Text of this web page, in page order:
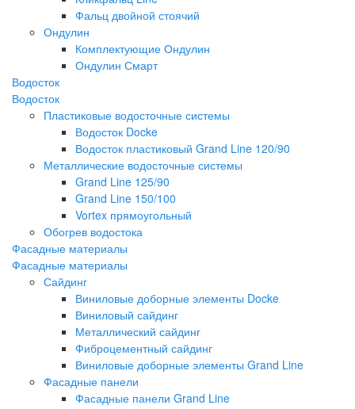
Фальц двойной стоячий
Ондулин
Комплектующие Ондулин
Ондулин Смарт
Водосток
Водосток
Пластиковые водосточные системы
Водосток Docke
Водосток пластиковый Grand Line 120/90
Металлические водосточные системы
Grand Line 125/90
Grand Line 150/100
Vortex прямоугольный
Обогрев водостока
Фасадные материалы
Фасадные материалы
Сайдинг
Виниловые доборные элементы Docke
Виниловый сайдинг
Металлический сайдинг
Фиброцементный сайдинг
Виниловые доборные элементы Grand Line
Фасадные панели
Фасадные панели Grand Line